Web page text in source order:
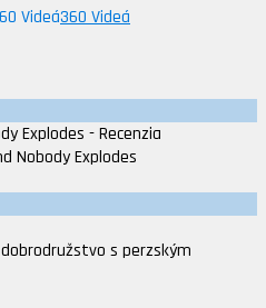
Videá360 Videá
Nobody Explodes
s perzským